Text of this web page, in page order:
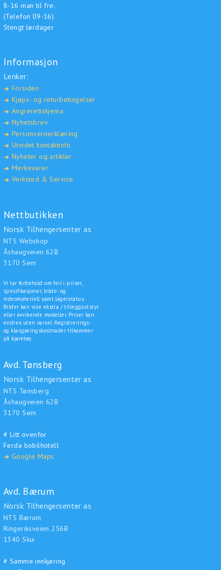
8-16 man til fre.
(Telefon 09-16)
Stengt lørdager
Informasjon
Lenker:
➜ Forsiden
➜ Kjøps- og returbetingelser
➜ Angrerettskjema
➜ Nyhetsbrev
➜ Personvernerklæring
➜ Utvidet kontaktinfo
➜ Nyheter og artikler
➜ Merkevarer
➜ Verksted & Service
Nettbutikken
Norsk Tilhengersenter as
NTS Webshop
Åshaugveien 62B
3170 Sem
Vi tar forbehold om feil i priser,
spesifikasjoner, bilde- og
videomateriell samt lagerstatus.
Bilder kan vise ekstra / tilleggsutstyr
eller avvikende modeller. Priser kan
endres uten varsel. Registrerings-
og klargjøringskostnader tilkommer
på kjøretøy.
Avd. Tønsberg
Norsk Tilhengersenter as
NTS Tønsberg
Åshaugveien 62B
3170 Sem
# Litt ovenfor
Ferda bobilhotell
➜ Google Maps
Avd. Bærum
Norsk Tilhengersenter as
NTS Bærum
Ringeriksveien 256B
1340 Skui
# Samme innkjøring